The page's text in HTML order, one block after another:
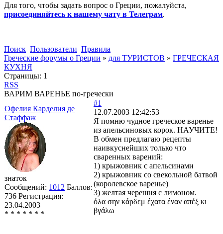
Для того, чтобы задать вопрос о Греции, пожалуйста,
присоединяйтесь к нашему чату в Телеграм.
Поиск Пользователи Правила
Греческие форумы о Греции » для ТУРИСТОВ » ГРЕЧЕСКАЯ
КУХНЯ
Страницы: 1
RSS
ВАРИМ ВАРЕНЬЕ по-гречески
Офелия Карделия де
Стаффаж
знаток
Сообщений: 1012 Баллов:
736 Регистрация:
23.04.2003
* * * * * * *
#1
12.07.2003 12:42:53
Я помню чудное греческое варенье
из апельсиновых корок. НАУЧИТЕ!
В обмен предлагаю рецепты
наивкуснейших только что
сваренных варений:
1) крыжовник с апельсинами
2) крыжовник со свекольной батвой
(королевское варенье)
3) желтая черешня с лимоном.
όλα σην κάρδεμ έχατα έναν απέξ κι
βγάλω